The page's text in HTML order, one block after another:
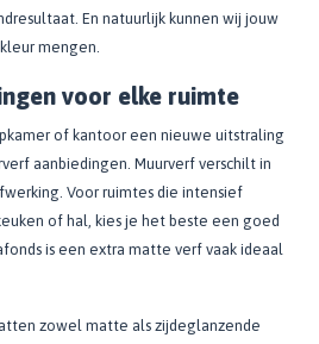
En natuurlijk kunnen wij jouw
mengen.
voor elke ruimte
of kantoor een nieuwe uitstraling
aanbiedingen. Muurverf verschilt in
Voor ruimtes die intensief
of hal, kies je het beste een goed
is een extra matte verf vaak ideaal
zowel matte als zijdeglanzende